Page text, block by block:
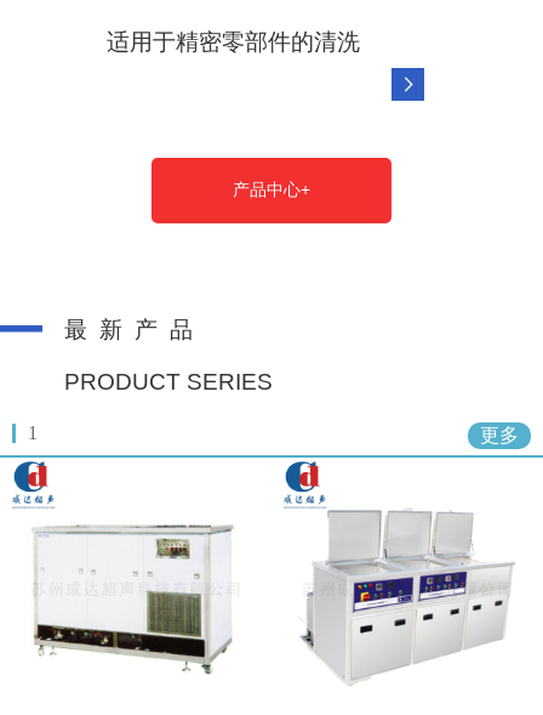
产品中心+
适用于精密零部件的清洗
PRODUCT SERIES
最 新 产 品
1 更多